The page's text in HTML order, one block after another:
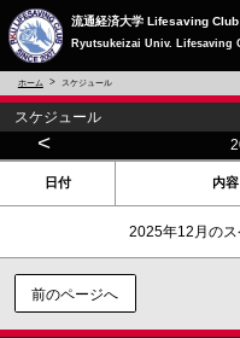
流通経済大学 Lifesaving Club
Ryutsukeizai Univ. Lifesaving
ホーム スケジュール
スケジュール
<
日付 内容
2025年12月のス
前のページへ